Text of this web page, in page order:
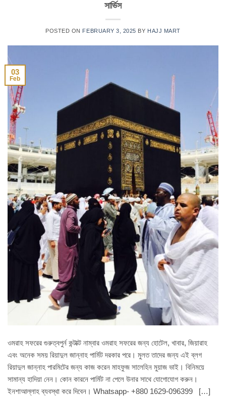
সার্ভিস
POSTED ON FEBRUARY 3, 2025 BY HAJJ MART
03
Feb
ওমরাহ সফরের গুরুত্বপুর্ন কন্টাক্ট নাম্বার ওমরাহ সফরের জন্য হোটেল, খাবার, জিয়ারাহ
এবং অনেক সময় রিয়াদুল জান্নাহ পার্মিট দরকার পরে। মুলত তাদের জন্য এই ব্লগ
রিয়াদুল জান্নাহ পারমিটের জন্য কাজ করেন মাহফুজ সালেহিন মুয়াজ ভাই। বিনিময়ে
সামান্য হাদিয়া নেন। কোন কারনে পার্মিট না পেলে উনার সাথে যোগোযোগ করুন।
ইনশাআল্লাহ ব্যবস্থা করে দিবেন। Whatsapp- +880 1629-096399 […]